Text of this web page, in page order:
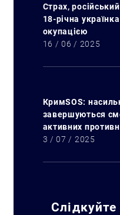
Страх,
18-річна
окупацією
16 / 06 / 2025
КримSOS:
завершуються
активних
3 / 07 / 2025